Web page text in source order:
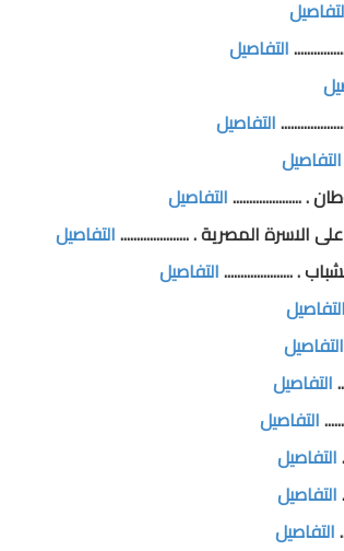
التفاصيل
التفاصيل
التفاصيل
. .....................التفاصيل
الاسرة المصرية . .....................التفاصيل
. .....................التفاصيل
التفاصيل
التفاصيل
التفاصيل
التفاصيل
التفاصيل
التفاصيل
التفاصيل